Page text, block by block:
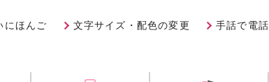
にほんご 文字サイズ・配色の変更 手話で電話